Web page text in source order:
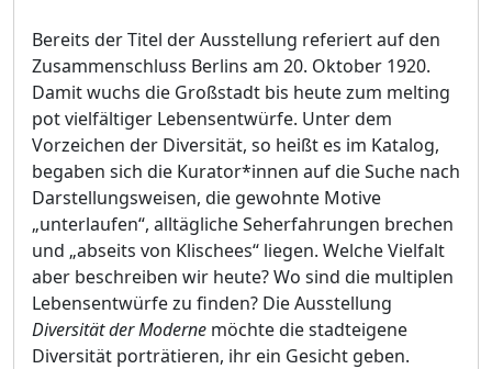
Bereits der Titel der Ausstellung referiert auf den
Zusammenschluss Berlins am 20. Oktober 1920.
Damit wuchs die Großstadt bis heute zum melting
pot vielfältiger Lebensentwürfe. Unter dem
Vorzeichen der Diversität, so heißt es im Katalog,
begaben sich die Kurator*innen auf die Suche nach
Darstellungsweisen, die gewohnte Motive
„unterlaufen“, alltägliche Seherfahrungen brechen
und „abseits von Klischees“ liegen. Welche Vielfalt
aber beschreiben wir heute? Wo sind die multiplen
Lebensentwürfe zu finden? Die Ausstellung
Diversität der Moderne möchte die stadteigene
Diversität porträtieren, ihr ein Gesicht geben.